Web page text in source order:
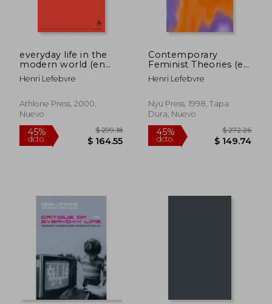
40%
$ 49.73
everyday life in the
modern world (en
Inglés)
Henri Lefebvre
Athlone Press, 2000,
Nuevo
Contemporary
Feminist Theories (en
Inglés)
Henri Lefebvre
Nyu Press, 1998, Tapa
Dura, Nuevo